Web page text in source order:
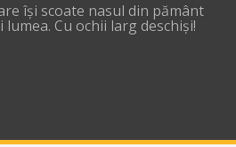
își scoate nasul din pământ
Cu ochii larg deschiși!